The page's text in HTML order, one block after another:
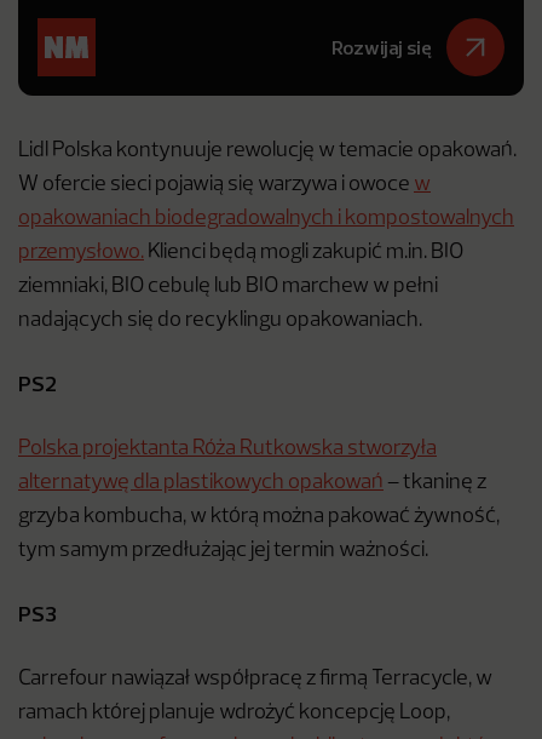
Rozwijaj się
Lidl Polska kontynuuje rewolucję w temacie opakowań.
W ofercie sieci pojawią się warzywa i owoce w
opakowaniach biodegradowalnych i kompostowalnych
przemysłowo. Klienci będą mogli zakupić m.in. BIO
ziemniaki, BIO cebulę lub BIO marchew w pełni
nadających się do recyklingu opakowaniach.
PS2
Polska projektanta Róża Rutkowska stworzyła
alternatywę dla plastikowych opakowań – tkaninę z
grzyba kombucha, w którą można pakować żywność,
tym samym przedłużając jej termin ważności.
PS3
Carrefour nawiązał współpracę z firmą Terracycle, w
ramach której planuje wdrożyć koncepcję Loop,